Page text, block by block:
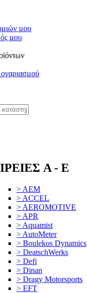
μου
μου
A - E
> AEM
> ACCEL
> AEROMOTIVE
> APR
> Aquamist
> AutoMeter
> Boulekos Dynamics
> DeatschWerks
> Defi
> Dinan
> Dragy Motorsports
> EFT